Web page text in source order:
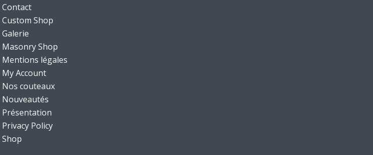
Contact
Custom Shop
Galerie
Masonry Shop
Mentions légales
My Account
Nos couteaux
Nouveautés
Présentation
Privacy Policy
Shop